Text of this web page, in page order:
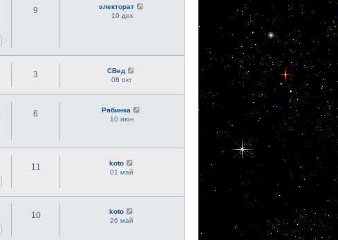
9
электорат
10 дек
3
СВед
08 окт
6
Рябинка
10 июн
11
koto
01 май
10
koto
26 май